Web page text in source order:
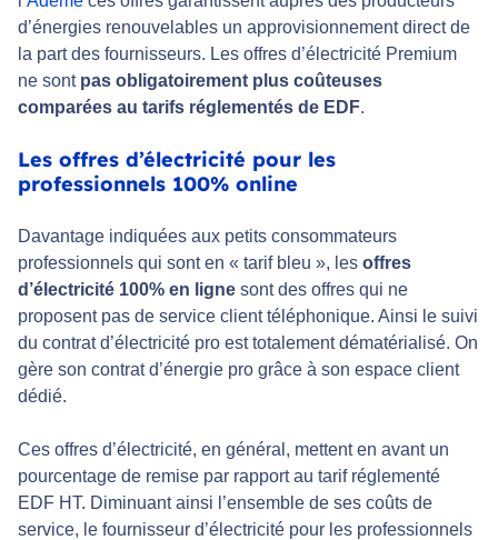
d’énergies renouvelables un approvisionnement direct de
la part des fournisseurs. Les offres d’électricité Premium
ne sont pas obligatoirement plus coûteuses
comparées au tarifs réglementés de EDF.
Les offres d’électricité pour les
professionnels 100% online
Davantage indiquées aux petits consommateurs
professionnels qui sont en « tarif bleu », les offres
d’électricité 100% en ligne sont des offres qui ne
proposent pas de service client téléphonique. Ainsi le suivi
du contrat d’électricité pro est totalement dématérialisé. On
gère son contrat d’énergie pro grâce à son espace client
dédié.
Ces offres d’électricité, en général, mettent en avant un
pourcentage de remise par rapport au tarif réglementé
EDF HT. Diminuant ainsi l’ensemble de ses coûts de
service, le fournisseur d’électricité pour les professionnels